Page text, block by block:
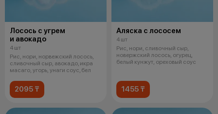
Лосось с угрем
и авокадо
4 шт
Рис, нори, норвежский лосось,
сливочный сыр, авокадо, икра
масаго, угорь, унаги соус, бел
2095 ₸
Аляска с лососем
4 шт
Рис, нори, сливочный сыр,
новержский лосось, огурец,
белый кунжут, ореховый соус
1455 ₸